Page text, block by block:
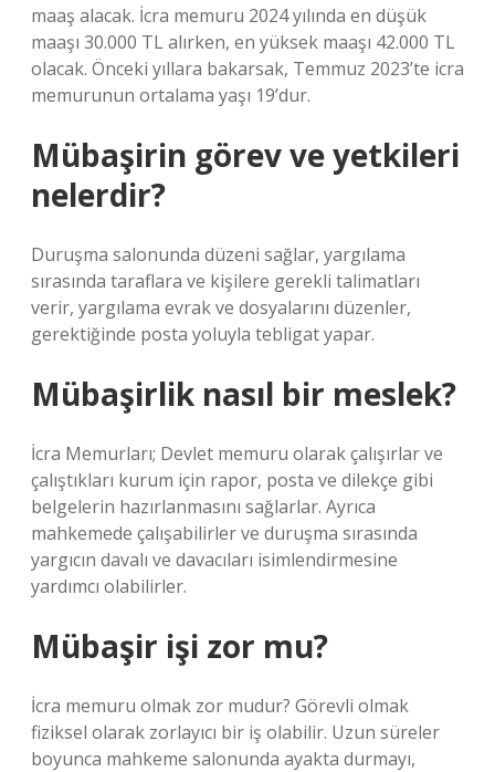
maaş alacak. İcra memuru 2024 yılında en düşük
maaşı 30.000 TL alırken, en yüksek maaşı 42.000 TL
olacak. Önceki yıllara bakarsak, Temmuz 2023’te icra
memurunun ortalama yaşı 19’dur.
Mübaşirin görev ve yetkileri
nelerdir?
Duruşma salonunda düzeni sağlar, yargılama
sırasında taraflara ve kişilere gerekli talimatları
verir, yargılama evrak ve dosyalarını düzenler,
gerektiğinde posta yoluyla tebligat yapar.
Mübaşirlik nasıl bir meslek?
İcra Memurları; Devlet memuru olarak çalışırlar ve
çalıştıkları kurum için rapor, posta ve dilekçe gibi
belgelerin hazırlanmasını sağlarlar. Ayrıca
mahkemede çalışabilirler ve duruşma sırasında
yargıcın davalı ve davacıları isimlendirmesine
yardımcı olabilirler.
Mübaşir işi zor mu?
İcra memuru olmak zor mudur? Görevli olmak
fiziksel olarak zorlayıcı bir iş olabilir. Uzun süreler
boyunca mahkeme salonunda ayakta durmayı,